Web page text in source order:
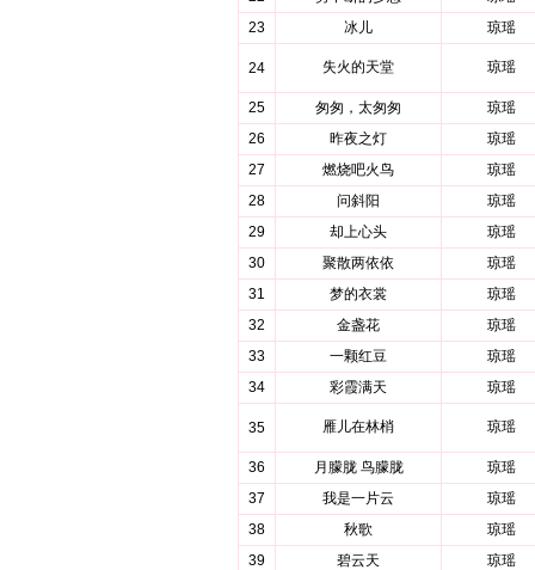
23
冰儿 琼瑶
24 失火的天堂 琼瑶
25 匆匆，太匆匆
琼瑶
26
昨夜之灯
琼瑶
27
燃烧吧火鸟
琼瑶
28
问斜阳
琼瑶
29
却上心头
琼瑶
30
聚散两依依
琼瑶
31
梦的衣裳
琼瑶
32
金盏花
琼瑶
33
一颗红豆
琼瑶
34
彩霞满天 琼瑶
35 雁儿在林梢 琼瑶
36 月朦胧 鸟朦胧
琼瑶
37
我是一片云
琼瑶
38
秋歌
琼瑶
39
碧云天 琼瑶